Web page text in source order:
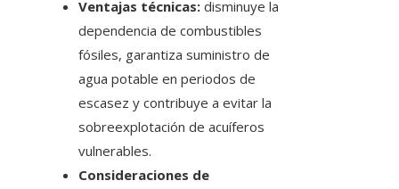
Ventajas técnicas: disminuye la
dependencia de combustibles
fósiles, garantiza suministro de
agua potable en periodos de
escasez y contribuye a evitar la
sobreexplotación de acuíferos
vulnerables.
Consideraciones de